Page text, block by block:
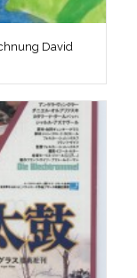
David